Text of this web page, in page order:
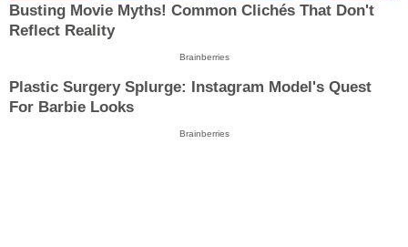
Busting Movie Myths! Common Clichés That Don't
Reflect Reality
Brainberries
Plastic Surgery Splurge: Instagram Model's Quest
For Barbie Looks
Brainberries